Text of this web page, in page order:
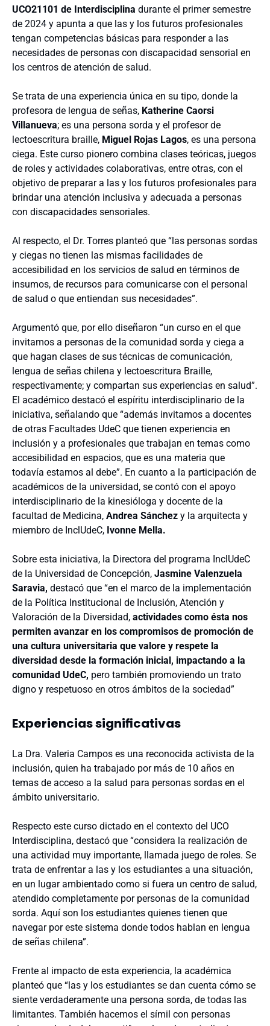
UCO21101 de Interdisciplina durante el primer semestre
de 2024 y apunta a que las y los futuros profesionales
tengan competencias básicas para responder a las
necesidades de personas con discapacidad sensorial en
los centros de atención de salud.
Se trata de una experiencia única en su tipo, donde la
profesora de lengua de señas, Katherine Caorsi
Villanueva; es una persona sorda y el profesor de
lectoescritura braille, Miguel Rojas Lagos, es una persona
ciega. Este curso pionero combina clases teóricas, juegos
de roles y actividades colaborativas, entre otras, con el
objetivo de preparar a las y los futuros profesionales para
brindar una atención inclusiva y adecuada a personas
con discapacidades sensoriales.
Al respecto, el Dr. Torres planteó que “las personas sordas
y ciegas no tienen las mismas facilidades de
accesibilidad en los servicios de salud en términos de
insumos, de recursos para comunicarse con el personal
de salud o que entiendan sus necesidades”.
Argumentó que, por ello diseñaron “un curso en el que
invitamos a personas de la comunidad sorda y ciega a
que hagan clases de sus técnicas de comunicación,
lengua de señas chilena y lectoescritura Braille,
respectivamente; y compartan sus experiencias en salud”.
El académico destacó el espíritu interdisciplinario de la
iniciativa, señalando que “además invitamos a docentes
de otras Facultades UdeC que tienen experiencia en
inclusión y a profesionales que trabajan en temas como
accesibilidad en espacios, que es una materia que
todavía estamos al debe”. En cuanto a la participación de
académicos de la universidad, se contó con el apoyo
interdisciplinario de la kinesióloga y docente de la
facultad de Medicina, Andrea Sánchez y la arquitecta y
miembro de InclUdeC, Ivonne Mella.
Sobre esta iniciativa, la Directora del programa InclUdeC
de la Universidad de Concepción, Jasmine Valenzuela
Saravia, destacó que “en el marco de la implementación
de la Política Institucional de Inclusión, Atención y
Valoración de la Diversidad, actividades como ésta nos
permiten avanzar en los compromisos de promoción de
una cultura universitaria que valore y respete la
diversidad desde la formación inicial, impactando a la
comunidad UdeC, pero también promoviendo un trato
digno y respetuoso en otros ámbitos de la sociedad”
Experiencias significativas
La Dra. Valeria Campos es una reconocida activista de la
inclusión, quien ha trabajado por más de 10 años en
temas de acceso a la salud para personas sordas en el
ámbito universitario.
Respecto este curso dictado en el contexto del UCO
Interdisciplina, destacó que “considera la realización de
una actividad muy importante, llamada juego de roles. Se
trata de enfrentar a las y los estudiantes a una situación,
en un lugar ambientado como si fuera un centro de salud,
atendido completamente por personas de la comunidad
sorda. Aquí son los estudiantes quienes tienen que
navegar por este sistema donde todos hablan en lengua
de señas chilena”.
Frente al impacto de esta experiencia, la académica
planteó que “las y los estudiantes se dan cuenta cómo se
siente verdaderamente una persona sorda, de todas las
limitantes. También hacemos el símil con personas